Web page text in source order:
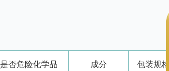
是否危险化学品 成分 包装规格